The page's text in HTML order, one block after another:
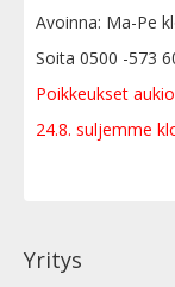
Avoinna: Ma-Pe
Soita 0500 -573
Poikkeukset
24.8. suljemme
Yritys